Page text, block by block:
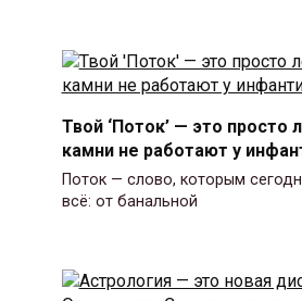
Твой ‘Поток’ — это просто
камни не работают у
Поток — слово, которым
всё: от банальной